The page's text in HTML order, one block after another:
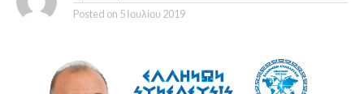
Posted on 5 Ιουλίου 2019